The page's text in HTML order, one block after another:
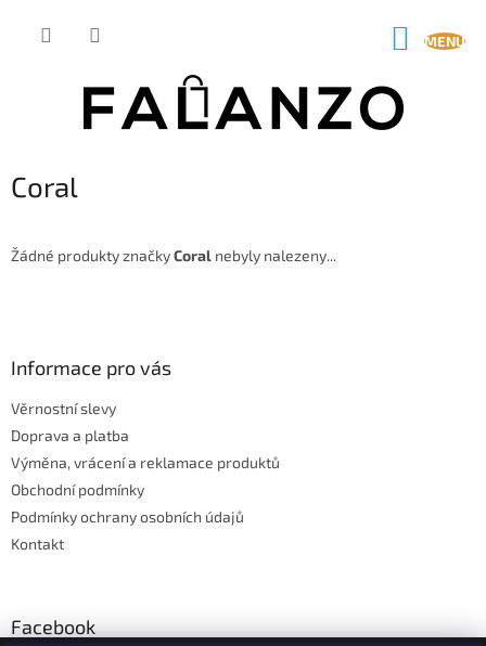
Coral
Žádné produkty značkyCoral nebyly nalezeny...
Informace pro vás
Věrnostní slevy
Doprava a platba
Výměna, vrácení a reklamace produktů
Obchodní podmínky
Podmínky ochrany osobních údajů
Kontakt
Facebook